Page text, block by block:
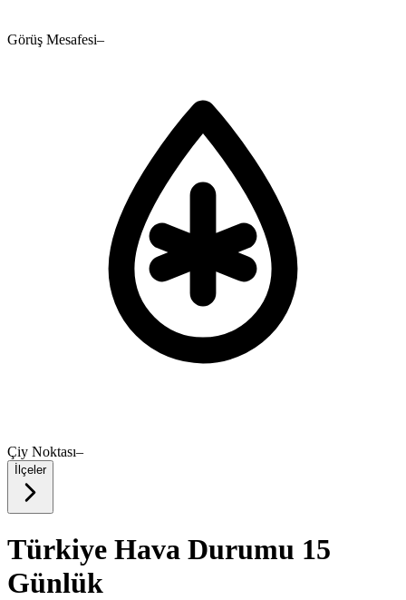
Görüş Mesafesi–
Çiy Noktası–
İlçeler
Türkiye Hava Durumu 15
Günlük